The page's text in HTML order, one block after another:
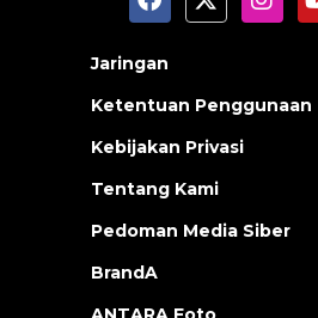
Jaringan
Ketentuan Penggunaan
Kebijakan Privasi
Tentang Kami
Pedoman Media Siber
BrandA